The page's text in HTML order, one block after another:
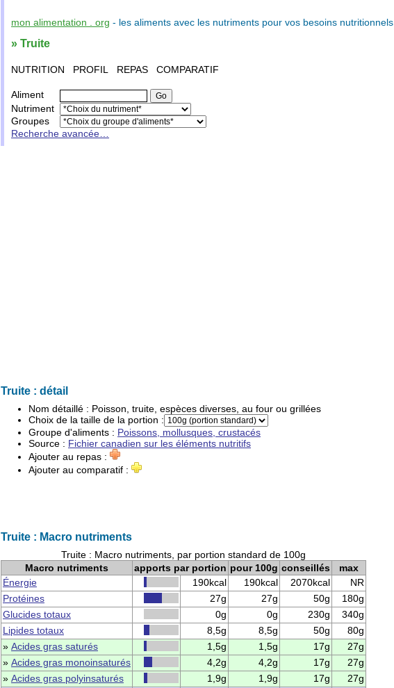
mon alimentation . org - les aliments avec les nutriments pour vos besoins nutritionnels
» Truite
NUTRITION PROFIL REPAS COMPARATIF
Aliment
Nutriment
Groupes
Recherche avancée…
Truite : détail
Nom détaillé : Poisson, truite, espèces diverses, au four ou grillées
Choix de la taille de la portion :
Groupe d'aliments : Poissons, mollusques, crustacés
Source : Fichier canadien sur les éléments nutritifs
Ajouter au repas :
Ajouter au comparatif :
Truite : Macro nutriments
Truite : Macro nutriments, par portion standard de 100g
Macro nutriments
apports par portion pour 100g conseillés
max
Énergie
190kcal 190kcal 2070kcal
NR
Protéines
27g 27g 50g
180g
Glucides totaux
0g 0g 230g
340g
Lipides totaux
8,5g 8,5g 50g
80g
» Acides gras saturés 1,5g 1,5g 17g
27g
» Acides gras monoinsaturés 4,2g 4,2g 17g
27g
» Acides gras polyinsaturés 1,9g 1,9g 17g
27g